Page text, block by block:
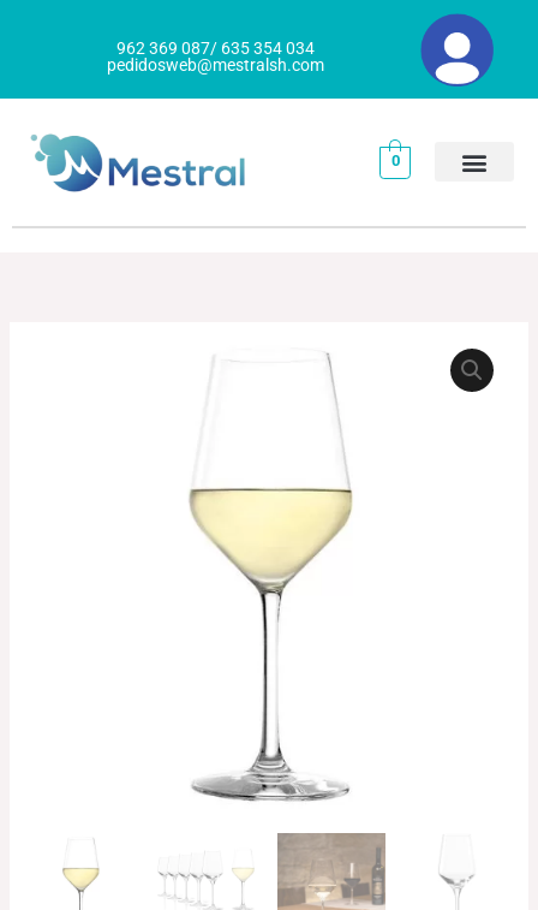
962 369 087/ 635 354 034
pedidosweb@mestralsh.com
0